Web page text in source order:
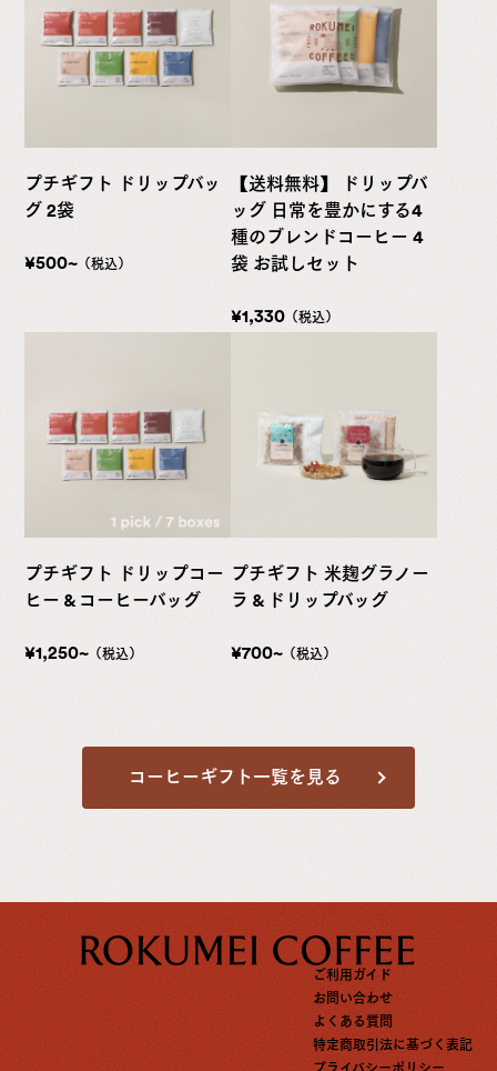
プチギフト ドリップバッ
グ 2袋
¥500~ （税込）
【送料無料】 ドリップバ
ッグ 日常を豊かにする4
種のブレンドコーヒー 4
袋 お試しセット
¥1,330 （税込）
プチギフト ドリップコー
ヒー & コーヒーバッグ
¥1,250~ （税込）
プチギフト 米麹グラノー
ラ & ドリップバッグ
¥700~ （税込）
コーヒーギフト一覧を見る
ご利用ガイド
お問い合わせ
よくある質問
特定商取引法に基づく表記